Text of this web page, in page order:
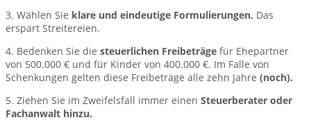
3. Wählen Sie klare und eindeutige Formulierungen. Das
erspart Streitereien.
4. Bedenken Sie die steuerlichen Freibeträge für Ehepartner
von 500.000 € und für Kinder von 400.000 €. Im Falle von
Schenkungen gelten diese Freibeträge alle zehn Jahre (noch).
5. Ziehen Sie im Zweifelsfall immer einen Steuerberater oder
Fachanwalt hinzu.